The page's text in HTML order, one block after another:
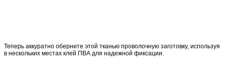
Теперь аккуратно оберните этой тканью проволочную заготовку, используя
в нескольких местах клей ПВА для надежной фиксации.